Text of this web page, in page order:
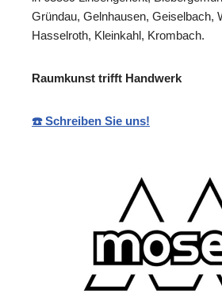
Gründau, Gelnhausen, Geiselbach,
Hasselroth, Kleinkahl, Krombach.
Raumkunst trifft Handwerk
☎️ Schreiben Sie uns!